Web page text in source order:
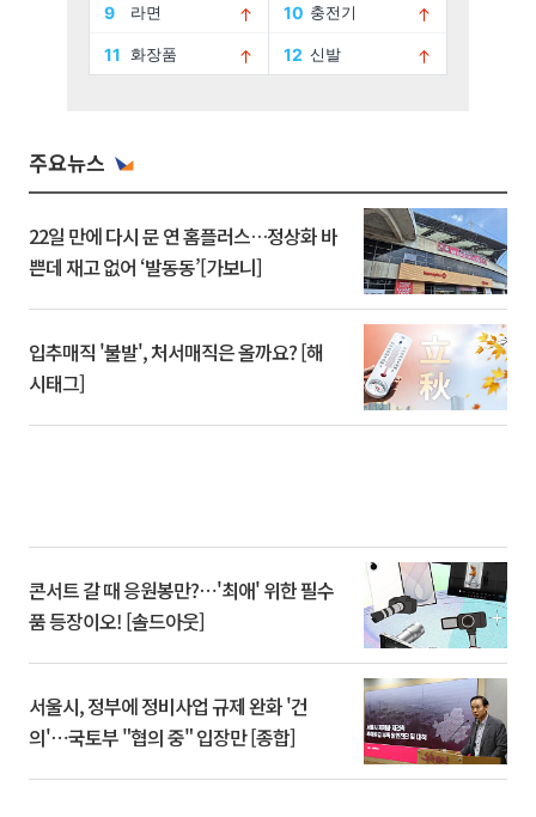
주요뉴스
22일 만에 다시 문 연 홈플러스…정상화 바
쁜데 재고 없어 ‘발동동’[가보니]
입추매직 '불발', 처서매직은 올까요? [해
시태그]
콘서트 갈 때 응원봉만?⋯'최애' 위한 필수
품 등장이오! [솔드아웃]
서울시, 정부에 정비사업 규제 완화 '건
의'⋯국토부 "협의 중" 입장만 [종합]